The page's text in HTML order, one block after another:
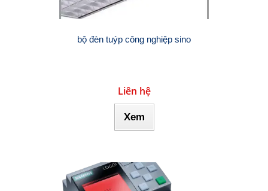
bộ đèn tuýp công nghiệp sino
Liên hệ
Xem